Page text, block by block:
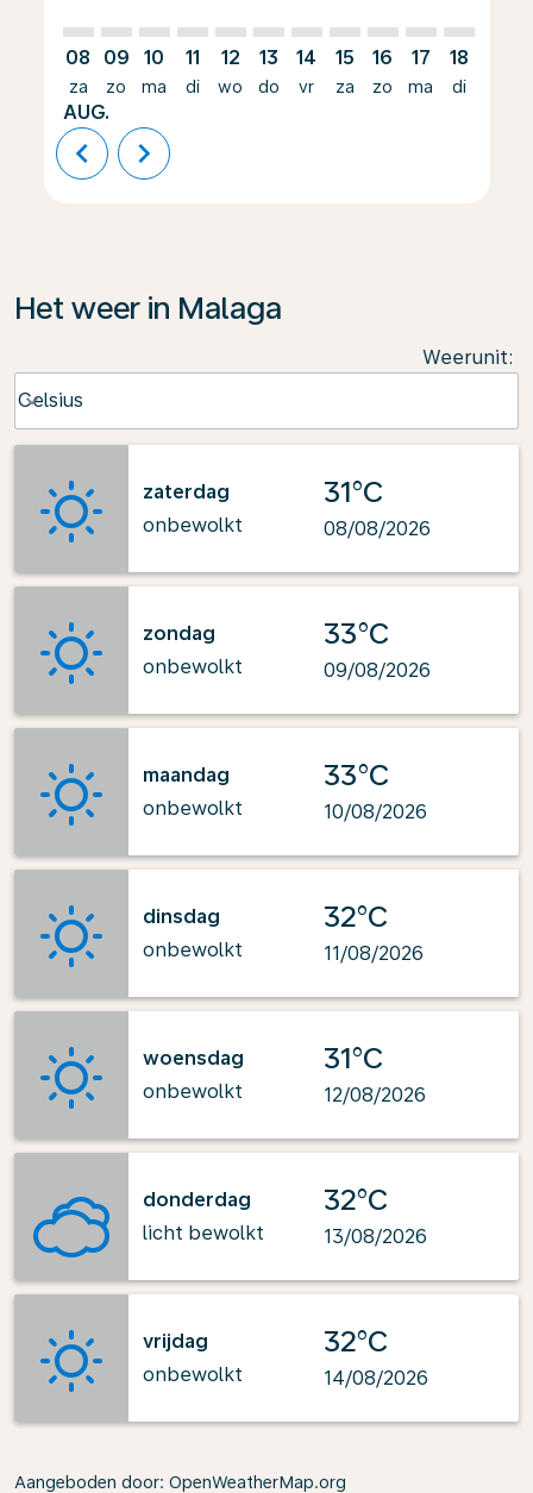
08
za
AUG.
09
zo
10
ma
11
di
12
wo
13
do
14
vr
15
za
16
zo
17
ma
18
di
chevron_left chevron_right
Het weer in Malaga
Weerunit:
Celsius
keyboard_arrow_down
zaterdag
onbewolkt
31°C
08/08/2026
zondag
onbewolkt
33°C
09/08/2026
maandag
onbewolkt
33°C
10/08/2026
dinsdag
onbewolkt
32°C
11/08/2026
woensdag
onbewolkt
31°C
12/08/2026
donderdag
licht bewolkt
32°C
13/08/2026
vrijdag
onbewolkt
32°C
14/08/2026
Aangeboden door: OpenWeatherMap.org